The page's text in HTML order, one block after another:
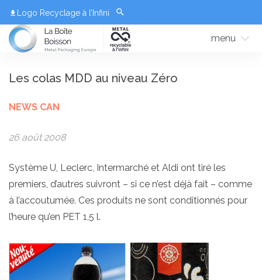
Logo Recyclage à l’Infini
menu
Les colas MDD au niveau Zéro
NEWS CAN
26 août 2008
Système U, Leclerc, Intermarché et Aldi ont tiré les
premiers, d’autres suivront – si ce n’est déjà fait – comme
à l’accoutumée. Ces produits ne sont conditionnés pour
l’heure qu’en PET 1,5 l.